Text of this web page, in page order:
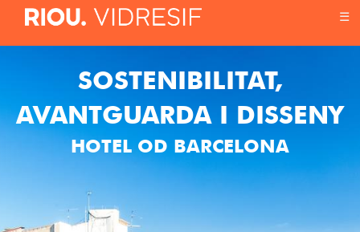
☰
SOSTENIBILITAT,
AVANTGUARDA I DISSENY
HOTEL OD BARCELONA